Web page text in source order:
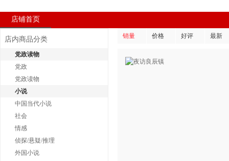
店铺首页
店内商品分类
党政读物
党政
党政读物
小说
中国当代小说
社会
情感
侦探/悬疑/推理
外国小说
销量 价格 好评 最新
浪
键
打